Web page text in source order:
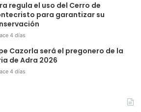
regula el uso del Cerro de
para garantizar su
4 días
Cazorla será el pregonero de la
de Adra 2026
4 días